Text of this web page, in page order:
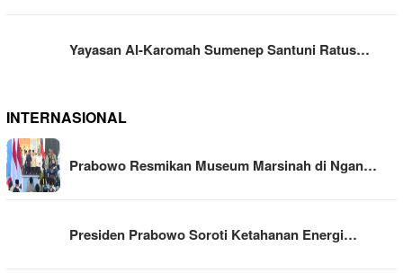
Yayasan Al-Karomah Sumenep Santuni Ratus…
INTERNASIONAL
Prabowo Resmikan Museum Marsinah di Ngan…
Presiden Prabowo Soroti Ketahanan Energi…